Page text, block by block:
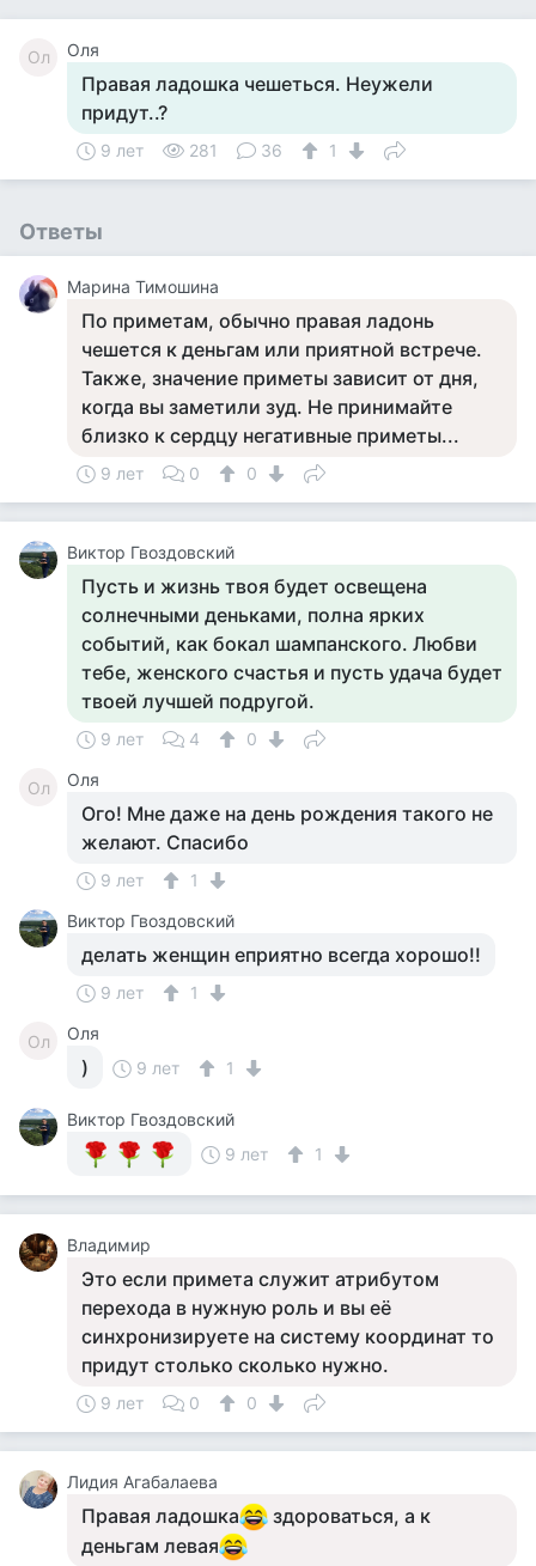
Ол Оля
Правая ладошка чешеться. Неужели
придут..?
9 лет 281 36 1
Ответы
Марина Тимошина
По приметам, обычно правая ладонь
чешется к деньгам или приятной встрече.
Также, значение приметы зависит от дня,
когда вы заметили зуд. Не принимайте
близко к сердцу негативные приметы...
9 лет 0 0
Виктор Гвоздовский
Пусть и жизнь твоя будет освещена
солнечными деньками, полна ярких
событий, как бокал шампанского. Любви
тебе, женского счастья и пусть удача будет
твоей лучшей подругой.
9 лет 4 0
Ол Оля
Ого! Мне даже на день рождения такого не
желают. Спасибо
9 лет
1
Виктор Гвоздовский
делать женщин еприятно всегда хорошо!!
9 лет 1
Ол Оля
) 9 лет 1
Виктор Гвоздовский
9 лет
1
Владимир
Это если примета служит атрибутом
перехода в нужную роль и вы её
синхронизируете на систему координат то
придут столько сколько нужно.
9 лет 0 0
Лидия Агабалаева
Правая ладошка
здороваться, а к
деньгам левая